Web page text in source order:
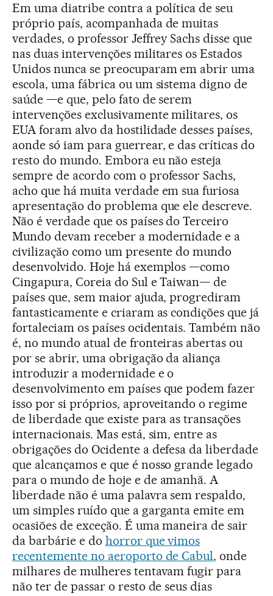
Em uma diatribe contra a política de seu
próprio país, acompanhada de muitas
verdades, o professor Jeffrey Sachs disse que
nas duas intervenções militares os Estados
Unidos nunca se preocuparam em abrir uma
escola, uma fábrica ou um sistema digno de
saúde —e que, pelo fato de serem
intervenções exclusivamente militares, os
EUA foram alvo da hostilidade desses países,
aonde só iam para guerrear, e das críticas do
resto do mundo. Embora eu não esteja
sempre de acordo com o professor Sachs,
acho que há muita verdade em sua furiosa
apresentação do problema que ele descreve.
Não é verdade que os países do Terceiro
Mundo devam receber a modernidade e a
civilização como um presente do mundo
desenvolvido. Hoje há exemplos —como
Cingapura, Coreia do Sul e Taiwan— de
países que, sem maior ajuda, progrediram
fantasticamente e criaram as condições que já
fortaleciam os países ocidentais. Também não
é, no mundo atual de fronteiras abertas ou
por se abrir, uma obrigação da aliança
introduzir a modernidade e o
desenvolvimento em países que podem fazer
isso por si próprios, aproveitando o regime
de liberdade que existe para as transações
internacionais. Mas está, sim, entre as
obrigações do Ocidente a defesa da liberdade
que alcançamos e que é nosso grande legado
para o mundo de hoje e de amanhã. A
liberdade não é uma palavra sem respaldo,
um simples ruído que a garganta emite em
ocasiões de exceção. É uma maneira de sair
da barbárie e do horror que vimos
recentemente no aeroporto de Cabul, onde
milhares de mulheres tentavam fugir para
não ter de passar o resto de seus dias